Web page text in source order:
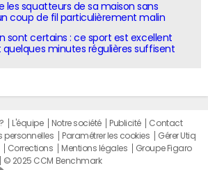
les squatteurs de sa maison sans
coup de fil particulièrement malin
sont certains : ce sport est excellent
minutes régulières suffisent
L'équipe Notre société Publicité
Contact
personnelles Paramétrer les cookies
Gérer Utiq
Corrections Mentions légales
Groupe Figaro
© 2025 CCM Benchmark